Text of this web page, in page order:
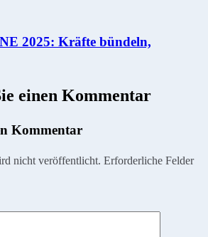
2025: Kräfte bündeln,
einen Kommentar
Kommentar
nicht veröffentlicht. Erforderliche Felder